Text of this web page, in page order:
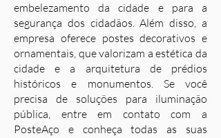
embelezamento da cidade e para a
segurança dos cidadãos. Além disso, a
empresa oferece postes decorativos e
ornamentais, que valorizam a estética da
cidade e a arquitetura de prédios
históricos e monumentos. Se você
precisa de soluções para iluminação
pública, entre em contato com a
PosteAço e conheça todas as suas